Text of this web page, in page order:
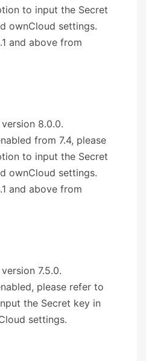
to input the Secret
ownCloud settings.
and above from
8.0.0.
from 7.4, please
to input the Secret
ownCloud settings.
and above from
7.5.0.
please refer to
the Secret key in
settings.